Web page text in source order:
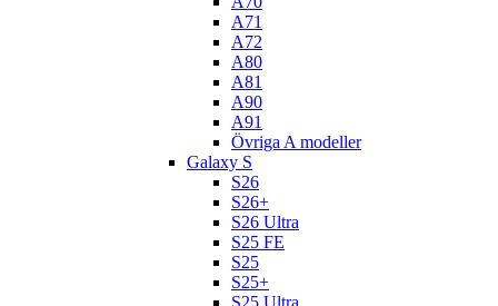
A71
A72
A80
A81
A90
A91
Övriga A modeller
Galaxy S
S26
S26+
S26 Ultra
S25 FE
S25
S25+
S25 Ultra